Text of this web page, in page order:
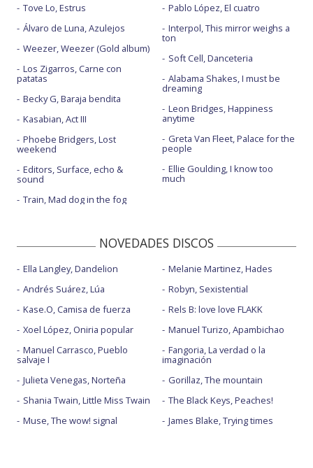
Tove Lo, Estrus
Álvaro de Luna, Azulejos
Weezer, Weezer (Gold album)
Los Zigarros, Carne con
patatas
Becky G, Baraja bendita
Kasabian, Act III
Phoebe Bridgers, Lost
weekend
Editors, Surface, echo &
sound
Train, Mad dog in the fog
Pablo López, El cuatro
Interpol, This mirror weighs a
ton
Soft Cell, Danceteria
Alabama Shakes, I must be
dreaming
Leon Bridges, Happiness
anytime
Greta Van Fleet, Palace for the
people
Ellie Goulding, I know too
much
NOVEDADES DISCOS
Ella Langley, Dandelion
Andrés Suárez, Lúa
Kase.O, Camisa de fuerza
Xoel López, Oniria popular
Manuel Carrasco, Pueblo
salvaje I
Julieta Venegas, Norteña
Shania Twain, Little Miss Twain
Muse, The wow! signal
Melanie Martinez, Hades
Robyn, Sexistential
Rels B: love love FLAKK
Manuel Turizo, Apambichao
Fangoria, La verdad o la
imaginación
Gorillaz, The mountain
The Black Keys, Peaches!
James Blake, Trying times